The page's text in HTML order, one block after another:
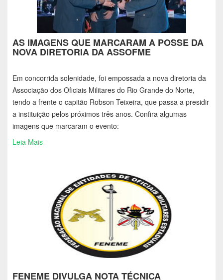
AS IMAGENS QUE MARCARAM A POSSE DA
NOVA DIRETORIA DA ASSOFME
Em concorrida solenidade, foi empossada a nova diretoria da
Associação dos Oficiais Militares do Rio Grande do Norte,
tendo a frente o capitão Robson Teixeira, que passa a presidir
a instituição pelos próximos três anos. Confira algumas
imagens que marcaram o evento:
Leia Mais
FENEME DIVULGA NOTA TÉCNICA